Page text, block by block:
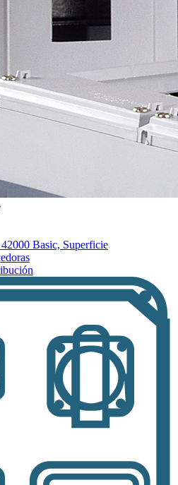
Basic, Superficie